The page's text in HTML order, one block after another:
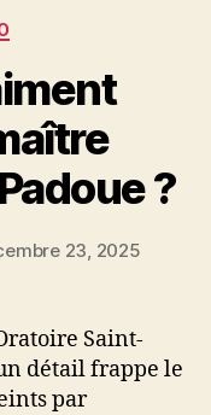
?
23, 2025
Saint-
détail frappe le
par